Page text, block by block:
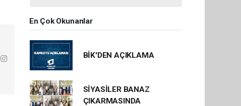
En Çok Okunanlar
BİK'DEN AÇIKLAMA
SİYASİLER BANAZ
ÇIKARMASINDA